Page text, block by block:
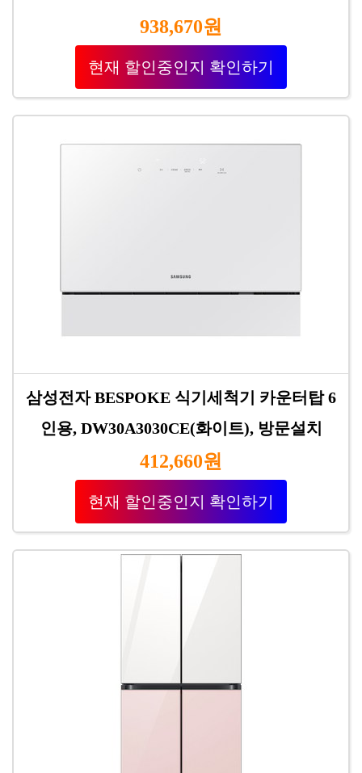
938,670원
현재 할인중인지 확인하기
삼성전자 BESPOKE 식기세척기 카운터탑 6
인용, DW30A3030CE(화이트), 방문설치
412,660원
현재 할인중인지 확인하기